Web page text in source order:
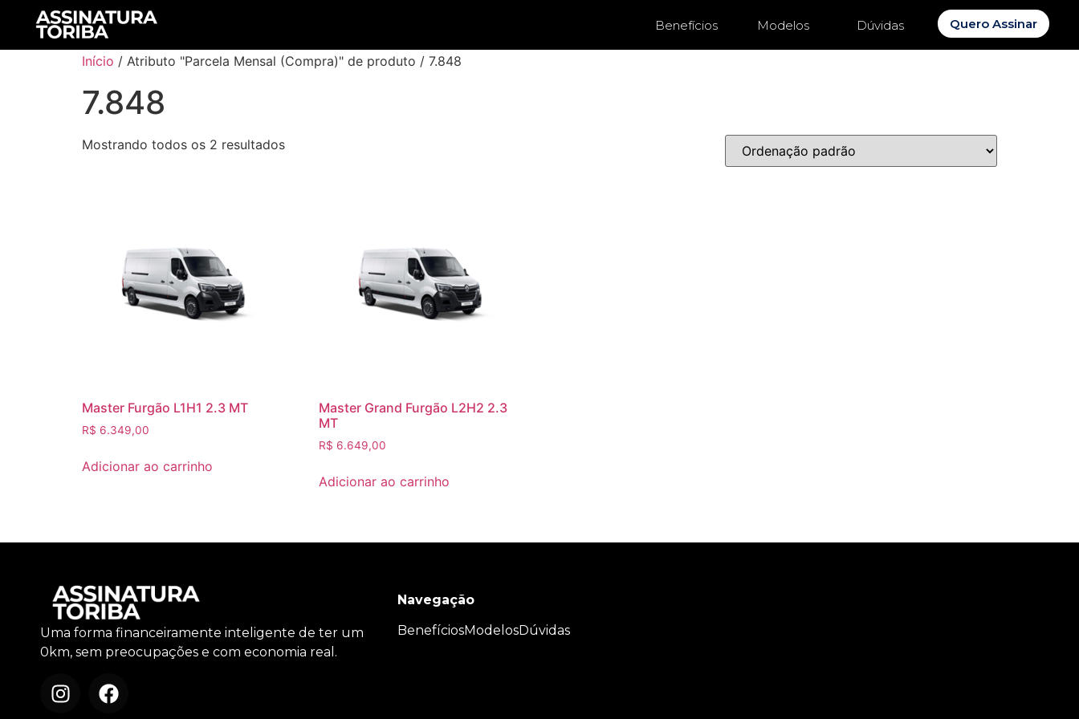
Benefícios Modelos Dúvidas Quero Assinar
Início / Atributo "Parcela Mensal (Compra)" de produto / 7.848
7.848
Mostrando todos os 2 resultados
Master Furgão L1H1 2.3 MT
R$ 6.349,00
Adicionar ao carrinho
Master Grand Furgão L2H2 2.3
MT
R$ 6.649,00
Adicionar ao carrinho
Uma forma financeiramente inteligente de ter um
0km, sem preocupações e com economia real.
Navegação
BenefíciosModelosDúvidas